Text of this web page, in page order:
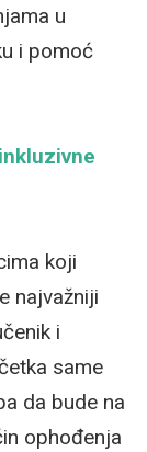
u
i pomoć
koji
najvažniji
i
same
da bude na
ophođenja